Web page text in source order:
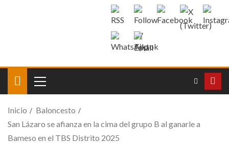
Inicio
Baloncesto
San Lázaro se afianza en la cima del grupo B al ganarle a
Bameso en el TBS Distrito 2025